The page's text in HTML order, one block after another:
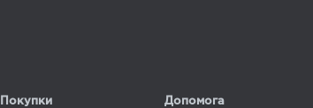
Покупки Допомога